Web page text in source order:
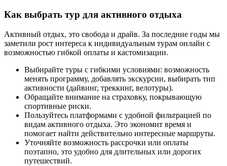
Как выбрать тур для активного отдыха
Активный отдых, это свобода и драйв. За последние годы мы
заметили рост интереса к индивидуальным турам онлайн с
возможностью гибкой оплаты и кастомизации.
Выбирайте туры с гибкими условиями: возможность
менять программу, добавлять экскурсии, выбирать тип
активности (дайвинг, треккинг, велотуры).
Обращайте внимание на страховку, покрывающую
спортивные риски.
Пользуйтесь платформами с удобной фильтрацией по
видам активного отдыха. Это экономит время и
помогает найти действительно интересные маршруты.
Уточняйте возможность рассрочки или оплаты
поэтапно, это удобно для длительных или дорогих
путешествий.